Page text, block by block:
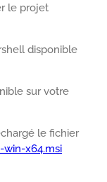
le projet
disponible
sur votre
le fichier
win-x64.msi